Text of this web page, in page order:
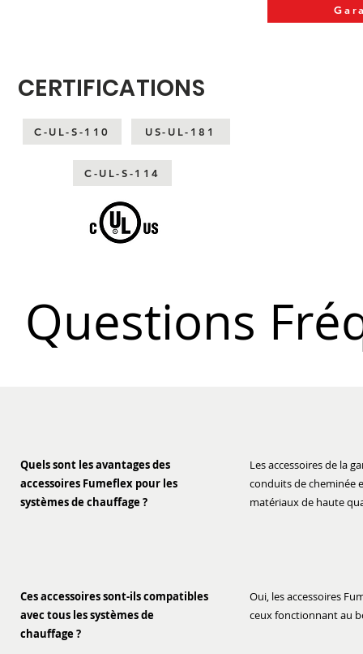
CERTIFICATIONS
C-UL-S-110 US-UL-181
C-UL-S-114
Questions
Quels sont les avantages des
accessoires Fumeflex pour les
systèmes de chauffage ?
Les accessoires de la
conduits de cheminée
matériaux de haute
Ces accessoires sont-ils compatibles
avec tous les systèmes de
chauffage ?
Oui, les accessoires
ceux fonctionnant au